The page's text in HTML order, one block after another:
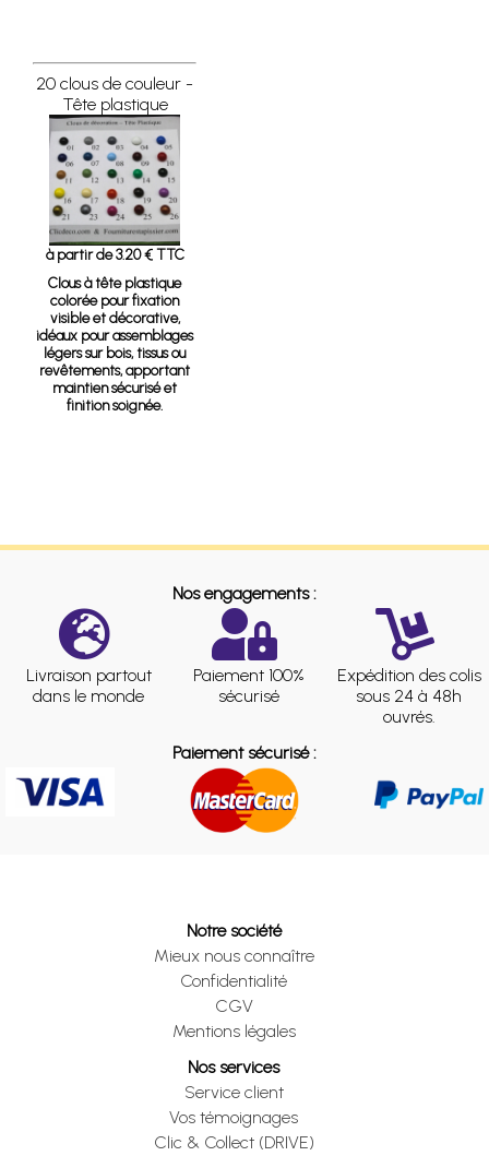
20 clous de couleur -
Tête plastique
à partir de 3.20 € TTC
Clous à tête plastique
colorée pour fixation
visible et décorative,
idéaux pour assemblages
légers sur bois, tissus ou
revêtements, apportant
maintien sécurisé et
finition soignée.
Nos engagements :
Livraison partout
dans le monde
Paiement 100%
sécurisé
Expédition des colis
sous 24 à 48h
ouvrés.
Paiement sécurisé :
Notre société
Mieux nous connaître
Confidentialité
CGV
Mentions légales
Nos services
Service client
Vos témoignages
Clic & Collect (DRIVE)